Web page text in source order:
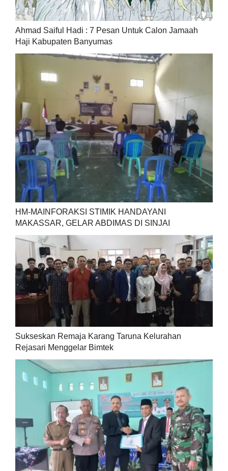
Ahmad Saiful Hadi : 7 Pesan Untuk Calon Jamaah
Haji Kabupaten Banyumas
HM-MAINFORAKSI STIMIK HANDAYANI
MAKASSAR, GELAR ABDIMAS DI SINJAI
Sukseskan Remaja Karang Taruna Kelurahan
Rejasari Menggelar Bimtek